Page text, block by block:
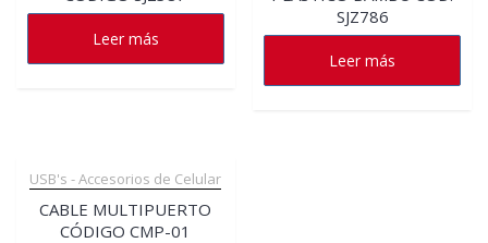
Leer más
SJZ786
Leer más
USB's - Accesorios de Celular
CABLE MULTIPUERTO
CÓDIGO CMP-01